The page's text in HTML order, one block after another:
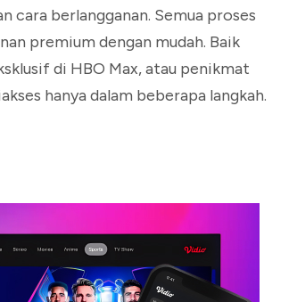
cara berlangganan. Semua proses
premium dengan mudah. Baik
di HBO Max, atau penikmat
hanya dalam beberapa langkah.